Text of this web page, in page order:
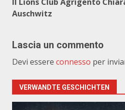
Auschwitz
Lascia un commento
Devi essere connesso per
VERWANDTE GESCHICHTEN